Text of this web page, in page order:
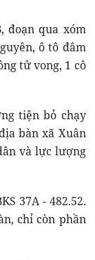
đoạn qua xóm
ô tô đâm
tử vong, 1 cô
tiện bỏ chạy
bàn xã Xuân
và lực lượng
37A - 482.52.
chỉ còn phần